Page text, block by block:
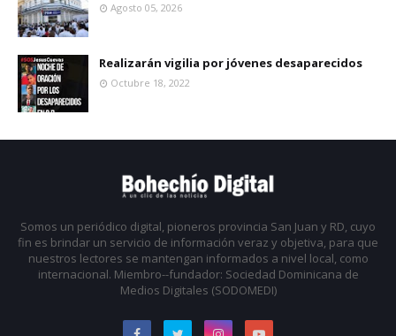
Agosto 05, 2026
Realizarán vigilia por jóvenes desaparecidos
Octubre 18, 2022
Somos un periódico digital, pioneros provincia San Juan y RD, cuyo
fin es brindar un servicio de información veraz y objetiva, para que
nuestros lectores se mantengan informados a nivel local, como
internacional. Miembro--fundador: Sociedad Dominicana de
Medios Digitales (SODOMEDI)